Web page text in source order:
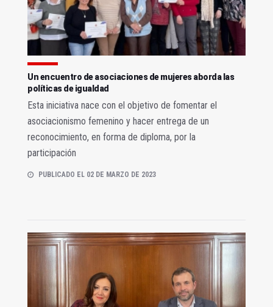
Un encuentro de asociaciones de mujeres aborda las
políticas de igualdad
Esta iniciativa nace con el objetivo de fomentar el
asociacionismo femenino y hacer entrega de un
reconocimiento, en forma de diploma, por la
participación
PUBLICADO EL 02 DE MARZO DE 2023